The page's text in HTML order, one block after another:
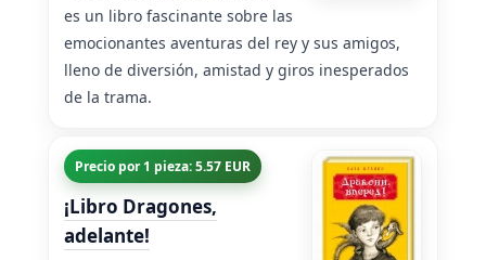
es un libro fascinante sobre las
emocionantes aventuras del rey y sus amigos,
lleno de diversión, amistad y giros inesperados
de la trama.
Precio por 1 pieza: 5.57 EUR
¡Libro Dragones,
adelante!